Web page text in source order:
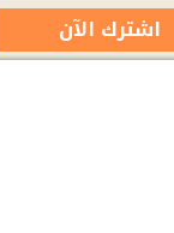
اشترك الآن